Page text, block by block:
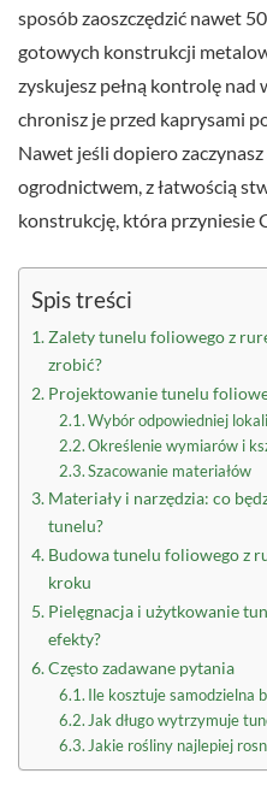
sposób zaoszczędzić nawet
gotowych konstrukcji
zyskujesz pełną kontrolę nad
chronisz je przed kaprysami
Nawet jeśli dopiero
ogrodnictwem, z łatwością
konstrukcję, która przyniesie
Spis treści
Zalety tunelu foliowego z
zrobić?
Projektowanie tunelu
Wybór odpowiedniej
Określenie wymiarów i
Szacowanie materiałów
Materiały i narzędzia: co
tunelu?
Budowa tunelu foliowego z
kroku
Pielęgnacja i użytkowanie
efekty?
Często zadawane pytania
Ile kosztuje samodzielna
Jak długo wytrzymuje
Jakie rośliny najlepiej